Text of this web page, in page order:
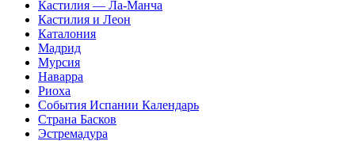
Кастилия — Ла-Манча
Кастилия и Леон
Каталония
Мадрид
Мурсия
Наварра
Риоха
События Испании Календарь
Страна Басков
Эстремадура